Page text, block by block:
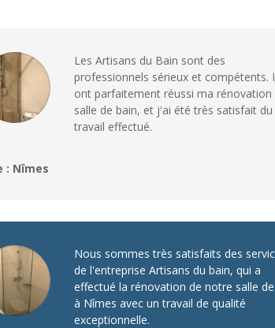
Les Artisans du Bain sont des
professionnels sérieux et compétents.
ont parfaitement réussi ma rénovation
salle de bain, et j'ai été très satisfait du
travail effectué.
: Nîmes
Nous sommes très satisfaits des
de l'entreprise Artisans du bain, qui a
effectué la rénovation de notre salle
à Nîmes avec un travail de qualité
exceptionnelle.